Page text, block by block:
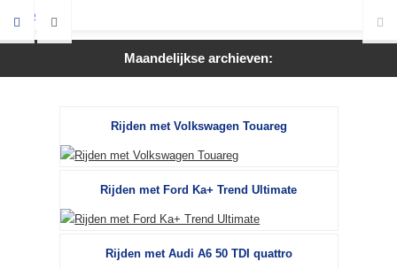
Maandelijkse archieven:
Rijden met Volkswagen Touareg
Rijden met Ford Ka+ Trend Ultimate
Rijden met Audi A6 50 TDI quattro